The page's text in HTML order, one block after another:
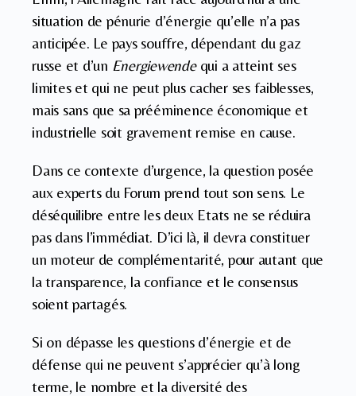
situation de pénurie d’énergie qu’elle n’a pas
anticipée. Le pays souffre, dépendant du gaz
russe et d’un Energiewendequi a atteint ses
limites et qui ne peut plus cacher ses faiblesses,
mais sans que sa prééminence économique et
industrielle soit gravement remise en cause.
Dans ce contexte d’urgence, la question posée
aux experts du Forum prend tout son sens. Le
déséquilibre entre les deux Etats ne se réduira
pas dans l’immédiat. D’ici là, il devra constituer
un moteur de complémentarité, pour autant que
la transparence, la confiance et le consensus
soient partagés.
Si on dépasse les questions d’énergie et de
défense qui ne peuvent s’apprécier qu’à long
terme, le nombre et la diversité des